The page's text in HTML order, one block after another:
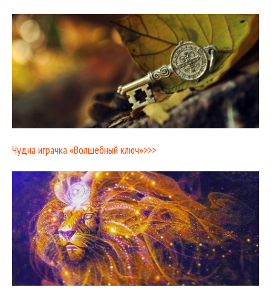
Чудна играчка «Волшебный ключ»>>>